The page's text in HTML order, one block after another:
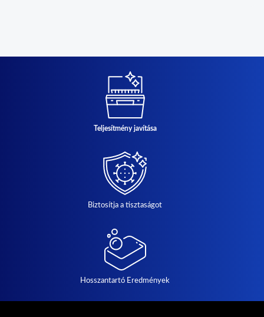
Teljesítmény javítása
Biztosítja a tisztaságot
Hosszantartó Eredmények